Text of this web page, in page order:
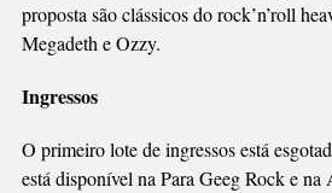
proposta são clássicos do rock’n’roll
Megadeth e Ozzy.
Ingressos
O primeiro lote de ingressos está
está disponível na Para Geeg Rock e